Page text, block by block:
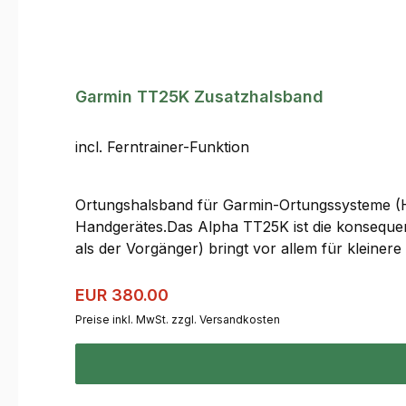
Garmin TT25K Zusatzhalsband
incl. Ferntrainer-Funktion
Ortungshalsband für Garmin-Ortungssysteme
Handgerätes.Das Alpha TT25K ist die
als der Vorgänger) bringt vor allem für
erstklassige 136 Stunden steigern. Allerdings
Gramm. Das T20K spart mit 239,5 g (incl-
werden. Ein Update kann auch über das
Verkaufspreis:
EUR 380.00
Preise inkl. MwSt. zzgl. Versandkosten